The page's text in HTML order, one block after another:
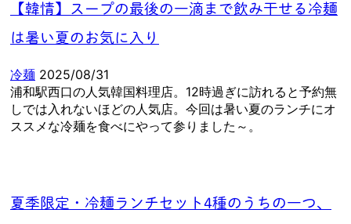
【韓情】スープの最後の一滴まで飲み干せる冷麺
は暑い夏のお気に入り
冷麺 2025/08/31
浦和駅西口の人気韓国料理店。12時過ぎに訪れると予約無
しでは入れないほどの人気店。今回は暑い夏のランチにオ
ススメな冷麺を食べにやって参りました～。
夏季限定・冷麺ランチセット4種のうちの一つ、